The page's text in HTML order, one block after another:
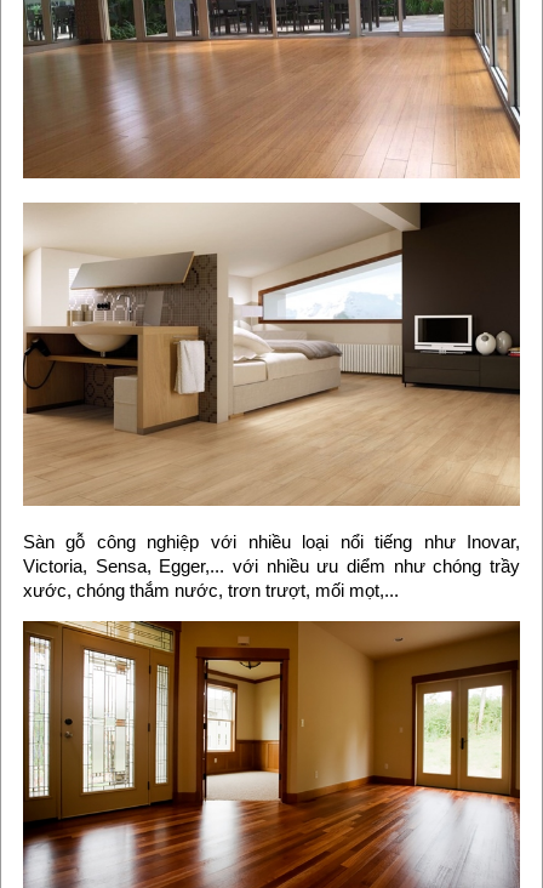
Sàn gỗ công nghiệp với nhiều loại nổi tiếng như Inovar,
Victoria, Sensa, Egger,... với nhiều ưu diểm như chóng trầy
xước, chóng thắm nước, trơn trượt, mối mọt,...